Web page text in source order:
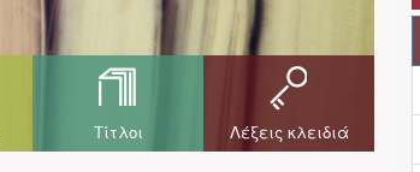
Τίτλοι Λέξεις κλειδιά